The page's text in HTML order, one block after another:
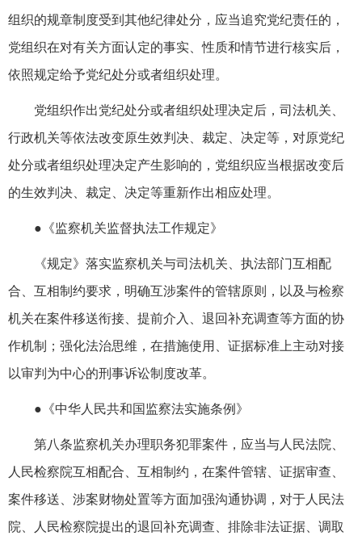
组织的规章制度受到其他纪律处分，应当追究党纪责任的，
党组织在对有关方面认定的事实、性质和情节进行核实后，
依照规定给予党纪处分或者组织处理。
党组织作出党纪处分或者组织处理决定后，司法机关、
行政机关等依法改变原生效判决、裁定、决定等，对原党纪
处分或者组织处理决定产生影响的，党组织应当根据改变后
的生效判决、裁定、决定等重新作出相应处理。
●《监察机关监督执法工作规定》
《规定》落实监察机关与司法机关、执法部门互相配
合、互相制约要求，明确互涉案件的管辖原则，以及与检察
机关在案件移送衔接、提前介入、退回补充调查等方面的协
作机制；强化法治思维，在措施使用、证据标准上主动对接
以审判为中心的刑事诉讼制度改革。
●《中华人民共和国监察法实施条例》
第八条监察机关办理职务犯罪案件，应当与人民法院、
人民检察院互相配合、互相制约，在案件管辖、证据审查、
案件移送、涉案财物处置等方面加强沟通协调，对于人民法
院、人民检察院提出的退回补充调查、排除非法证据、调取